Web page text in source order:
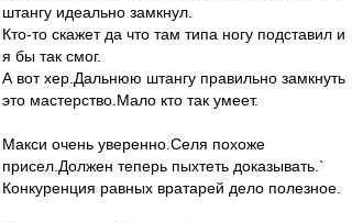
штангу идеально замкнул.
Кто-то скажет да что там типа ногу подставил и
я бы так смог.
А вот хер.Дальнюю штангу правильно замкнуть
это мастерство.Мало кто так умеет.
Макси очень уверенно.Селя похоже
присел.Должен теперь пыхтеть доказывать.`
Конкуренция равных вратарей дело полезное.